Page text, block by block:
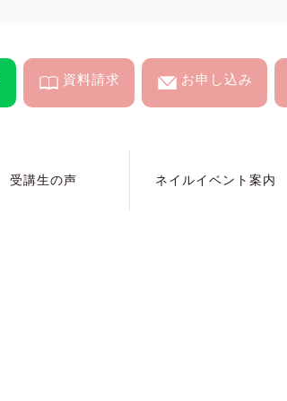
資料請求 お申し込み
受講生の声 ネイルイベント案内